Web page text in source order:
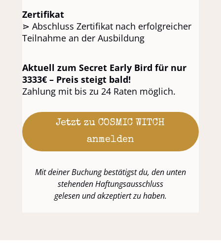
Zertifikat
⋗ Abschluss Zertifikat nach erfolgreicher
Teilnahme an der Ausbildung
Aktuell zum Secret Early Bird für nur
3333€ – Preis steigt bald!
Zahlung mit bis zu 24 Raten möglich.
Jetzt zu COSMIC WITCH
anmelden
Mit deiner Buchung bestätigst du, den unten
stehenden Haftungsausschluss
gelesen und akzeptiert zu haben.